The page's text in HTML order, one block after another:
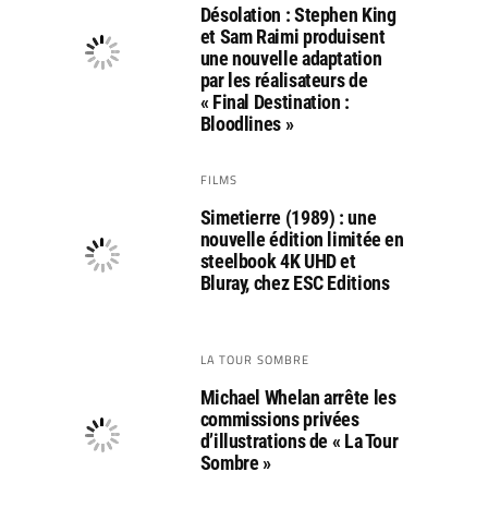
Désolation : Stephen King
et Sam Raimi produisent
une nouvelle adaptation
par les réalisateurs de
« Final Destination :
Bloodlines »
FILMS
Simetierre (1989) : une
nouvelle édition limitée en
steelbook 4K UHD et
Bluray, chez ESC Editions
LA TOUR SOMBRE
Michael Whelan arrête les
commissions privées
d’illustrations de « La Tour
Sombre »